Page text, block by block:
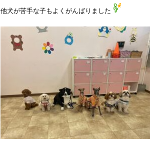
他犬が苦手な子もよくがんばりました